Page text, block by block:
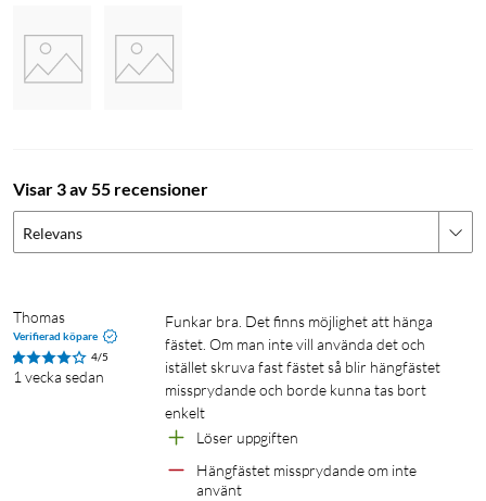
Visar 3 av 55 recensioner
Relevans
Thomas
Verifierad köpare
4/5
1 vecka sedan
Funkar bra. Det finns möjlighet att hänga
fästet. Om man inte vill använda det och
istället skruva fast fästet så blir hängfästet
missprydande och borde kunna tas bort
enkelt
Löser uppgiften
Hängfästet missprydande om inte
använt